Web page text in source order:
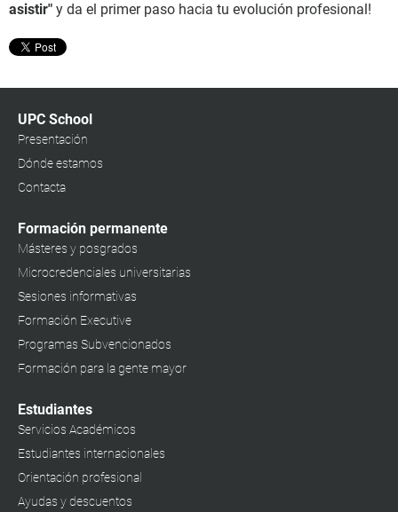
asistir" y da el primer paso hacia tu evolución profesional!
UPC School
Presentación
Dónde estamos
Contacta
Formación permanente
Másteres y posgrados
Microcredenciales universitarias
Sesiones informativas
Formación Executive
Programas Subvencionados
Formación para la gente mayor
Estudiantes
Servicios Académicos
Estudiantes internacionales
Orientación profesional
Ayudas y descuentos